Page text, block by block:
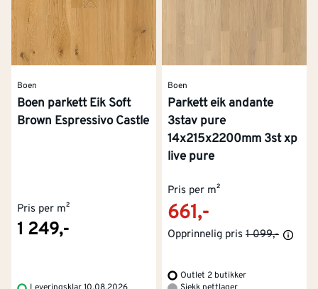
Boen
Boen parkett Eik Soft
Brown Espressivo Castle
Pris per m²
1 249,-
Boen
Parkett eik andante
3stav pure
14x215x2200mm 3st xp
live pure
Pris per m²
661,-
Opprinnelig pris 1 099,-
Outlet 2 butikker